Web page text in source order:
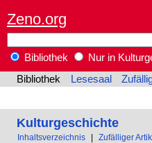
Zeno.org
Bibliothek
Nur in
Bibliothek
Lesesaal
Kulturgeschichte
Inhaltsverzeichnis Zufälliger